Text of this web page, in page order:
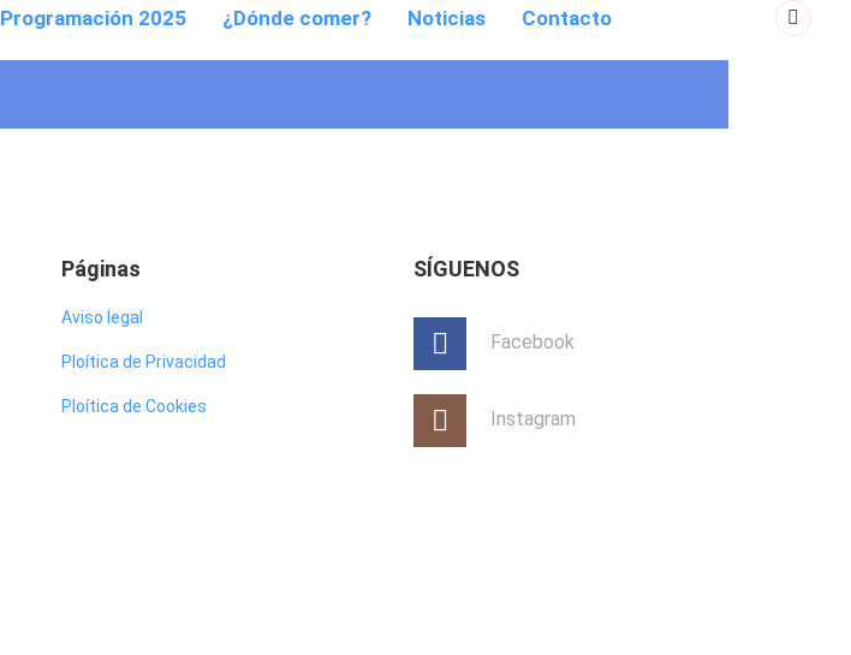
Programación 2025 ¿Dónde comer? Noticias Contacto
Páginas
Aviso legal
Ploítica de Privacidad
Ploítica de Cookies
SÍGUENOS
Facebook
Instagram